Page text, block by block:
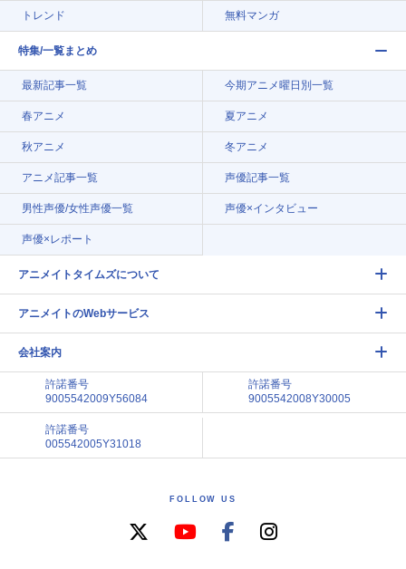
トレンド 無料マンガ
特集/一覧まとめ
最新記事一覧 今期アニメ曜日別一覧
春アニメ 夏アニメ
秋アニメ 冬アニメ
アニメ記事一覧 声優記事一覧
男性声優/女性声優一覧 声優×インタビュー
声優×レポート
アニメイトタイムズについて
アニメイトのWebサービス
会社案内
許諾番号
9005542009Y56084
許諾番号
9005542008Y30005
許諾番号
005542005Y31018
FOLLOW US